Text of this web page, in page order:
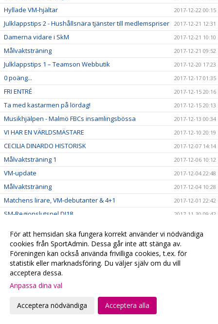
Hyllade VM-hjältar 2017-12-22 00:15
Julklappstips 2 - Hushållsnära tjänster till medlemspriser 2017-12-21 12:31
Damerna vidare i SkM 2017-12-21 10:10
Målvaktsträning 2017-12-21 09:52
Julklappstips 1 – Teamson Webbutik 2017-12-20 17:23
0 poäng... 2017-12-17 01:35
FRI ENTRÉ 2017-12-15 20:16
Ta med kastarmen på lördag! 2017-12-15 20:13
Musikhjälpen - Malmö FBCs insamlingsbössa 2017-12-13 00:34
VI HAR EN VÄRLDSMÄSTARE 2017-12-10 20:19
CECILIA DINARDO HISTORISK 2017-12-07 14:14
Målvaktsträning 1 2017-12-06 10:12
VM-update 2017-12-04 22:48
Målvaktsträning 2017-12-04 10:28
Matchens lirare, VM-debutanter & 4+1 2017-12-01 22:42
SM-Regionslutspel DJ18 2017-11-30 09:42
Viktig hemmamatch på söndag! 2017-11-30 00:27
BLACK FRIDAY: ÅRSKORT 50% 2017-11-24 08:17
Kvällens fotografering är INSTÄLLD
Se Herr A på webben
In och BUDA!
För att hemsidan ska fungera korrekt använder vi nödvändiga
cookies från SportAdmin. Dessa går inte att stänga av.
Föreningen kan också använda frivilliga cookies, t.ex. för
statistik eller marknadsföring. Du väljer själv om du vill
acceptera dessa.
Anpassa dina val
Acceptera nödvändiga Acceptera alla